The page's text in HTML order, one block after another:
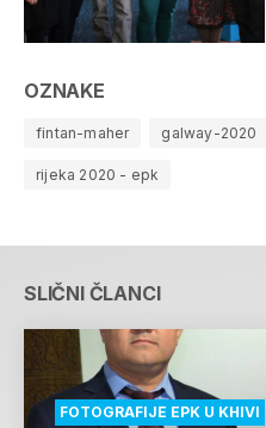
OZNAKE
fintan-maher galway-2020
rijeka 2020 - epk
SLIČNI ČLANCI
FOTOGRAFIJE EPK U KHIVI